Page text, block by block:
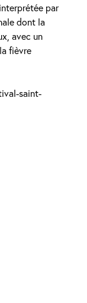
par
dont la
avec un
fièvre
saint-